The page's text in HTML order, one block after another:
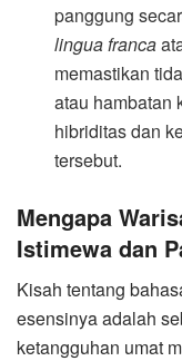
panggung
lingua franca
memastikan
atau hambatan
hibriditas dan
tersebut.
​Mengapa
Istimewa dan
​Kisah tentang
esensinya adalah
ketangguhan umat